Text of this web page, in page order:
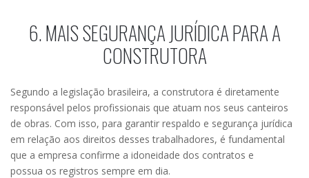
6. MAIS SEGURANÇA JURÍDICA PARA A
CONSTRUTORA
Segundo a legislação brasileira, a construtora é diretamente
responsável pelos profissionais que atuam nos seus canteiros
de obras. Com isso, para garantir respaldo e segurança jurídica
em relação aos direitos desses trabalhadores, é fundamental
que a empresa confirme a idoneidade dos contratos e
possua os registros sempre em dia.